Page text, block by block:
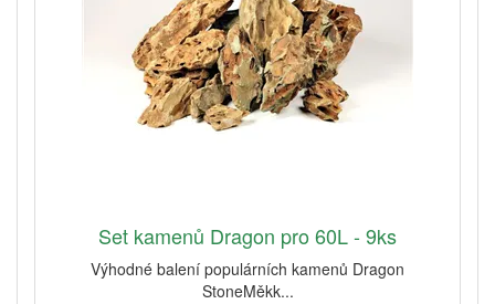
Set kamenů Dragon pro 60L - 9ks
Výhodné balení populárních kamenů Dragon
StoneMěkk...